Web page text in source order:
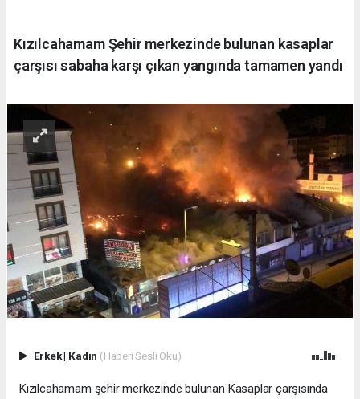
Kızılcahamam Şehir merkezinde bulunan kasaplar
çarşısı sabaha karşı çıkan yangında tamamen yandı
Erkek| Kadın (Haberi Sesli Oku)
Kızılcahamam şehir merkezinde bulunan Kasaplar çarşısında